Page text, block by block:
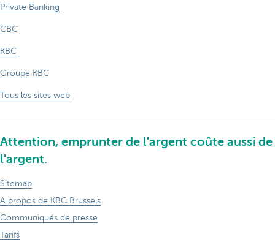
Private Banking
CBC
KBC
Groupe KBC
Tous les sites web
Attention, emprunter de l'argent coûte aussi de
l'argent.
Sitemap
A propos de KBC Brussels
Communiqués de presse
Tarifs